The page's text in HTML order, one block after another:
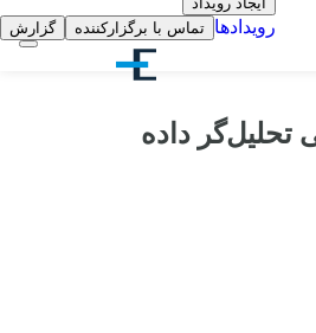
رویدادها تماس با برگزارکننده گزارش
داده